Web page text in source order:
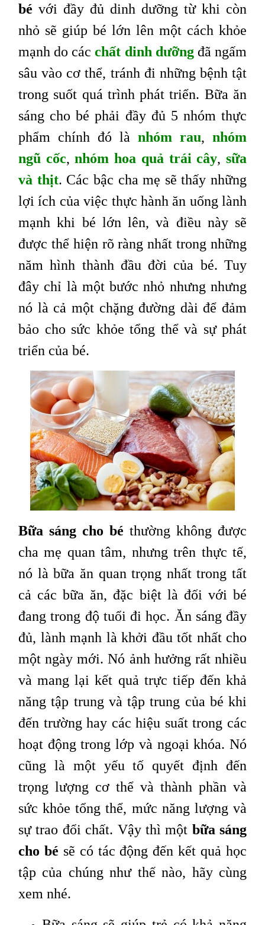
bé với đầy đủ dinh dưỡng từ khi còn
nhỏ sẽ giúp bé lớn lên một cách khỏe
mạnh do cácchất dinh dưỡngđã ngấm
sâu vào cơ thể, tránh đi những bệnh tật
trong suốt quá trình phát triển. Bữa ăn
sáng cho bé phải đầy đủ 5 nhóm thực
phẩm chính đó là nhóm rau, nhóm
ngũ cốc,nhóm hoa quả trái cây,sữa
và thịt. Các bậc cha mẹ sẽ thấy những
lợi ích của việc thực hành ăn uống lành
mạnh khi bé lớn lên, và điều này sẽ
được thể hiện rõ ràng nhất trong những
năm hình thành đầu đời của bé. Tuy
đây chỉ là một bước nhỏ nhưng nhưng
nó là cả một chặng đường dài để đảm
bảo cho sức khỏe tổng thể và sự phát
triển của bé.
Bữa sáng cho bé thường không được
cha mẹ quan tâm, nhưng trên thực tế,
nó là bữa ăn quan trọng nhất trong tất
cả các bữa ăn, đặc biệt là đối với bé
đang trong độ tuổi đi học. Ăn sáng đầy
đủ, lành mạnh là khởi đầu tốt nhất cho
một ngày mới. Nó ảnh hưởng rất nhiều
và mang lại kết quả trực tiếp đến khả
năng tập trung và tập trung của bé khi
đến trường hay các hiệu suất trong các
hoạt động trong lớp và ngoại khóa. Nó
cũng là một yếu tố quyết định đến
trọng lượng cơ thể và thành phần và
sức khỏe tổng thể, mức năng lượng và
sự trao đổi chất. Vậy thì một bữa sáng
cho bé sẽ có tác động đến kết quả học
tập của chúng như thế nào, hãy cùng
xem nhé.